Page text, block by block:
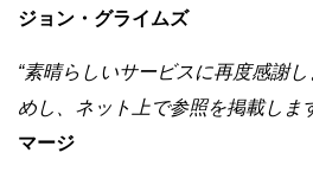
ジョン・グライムズ
“素晴らしいサービスに再度感謝
めし、ネット上で参照を掲載しま
マージ